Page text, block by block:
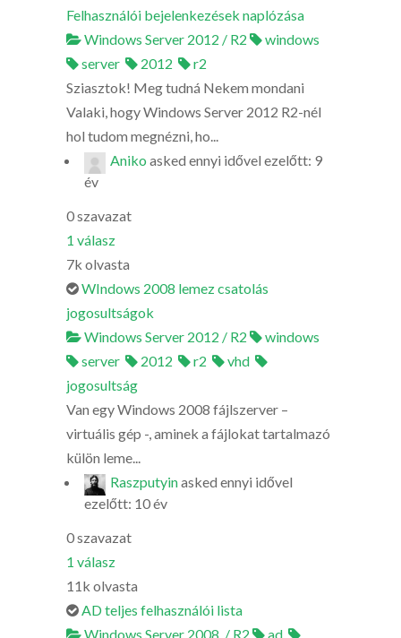
Felhasználói bejelenkezések naplózása
Windows Server 2012 / R2
windows
server
2012
r2
Sziasztok! Meg tudná Nekem mondani
Valaki, hogy Windows Server 2012 R2-nél
hol tudom megnézni, ho...
Aniko asked ennyi idővel ezelőtt: 9
év
0szavazat
1 válasz
7k olvasta
WIndows 2008 lemez csatolás
jogosultságok
Windows Server 2012 / R2
windows
server
2012 r2
vhd
jogosultság
Van egy Windows 2008 fájlszerver –
virtuális gép -, aminek a fájlokat tartalmazó
külön leme...
Raszputyinasked ennyi idővel
ezelőtt: 10 év
0szavazat
1 válasz
11k olvasta
AD teljes felhasználói lista
Windows Server 2008 / R2
ad